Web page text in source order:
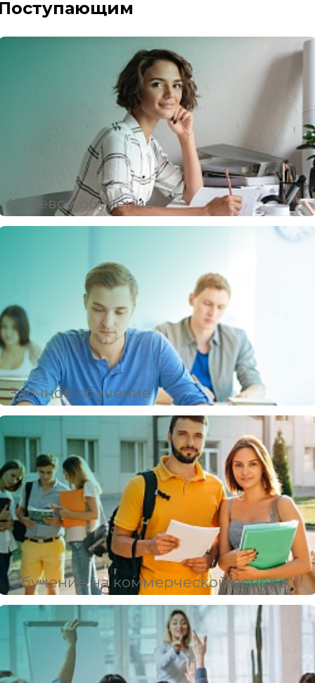
Целевое обучение
Заочное обучение
Обучение на коммерческой основе